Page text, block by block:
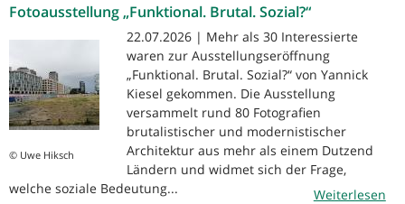
Fotoausstellung „Funktional. Brutal. Sozial?“
© Uwe Hiksch
22.07.2026 | Mehr als 30 Interessierte
waren zur Ausstellungseröffnung
„Funktional. Brutal. Sozial?“ von Yannick
Kiesel gekommen. Die Ausstellung
versammelt rund 80 Fotografien
brutalistischer und modernistischer
Architektur aus mehr als einem Dutzend
Ländern und widmet sich der Frage,
welche soziale Bedeutung...
Weiterlesen